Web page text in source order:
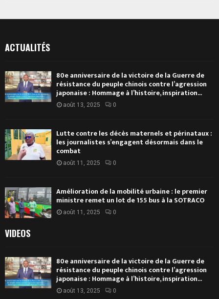
ACTUALITÉS
80e anniversaire de la victoire de la Guerre de
résistance du peuple chinois contre l’agression
japonaise : Hommage à l’histoire, inspiration...
août 13, 2025 0
Lutte contre les décès maternels et périnataux :
les journalistes s’engagent désormais dans le
combat
août 11, 2025 0
Amélioration de la mobilité urbaine : le premier
ministre remet un lot de 155 bus à la SOTRACO
août 11, 2025 0
VIDEOS
80e anniversaire de la victoire de la Guerre de
résistance du peuple chinois contre l’agression
japonaise : Hommage à l’histoire, inspiration...
août 13, 2025 0